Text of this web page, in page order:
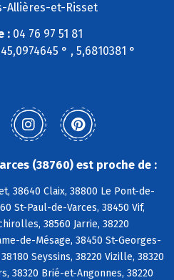
Allières-et-Risset
:04 76 97 51 81
° , 5,6810381 °
(38760) est proche de :
38640 Claix, 38800 Le Pont-de-
St-Paul-de-Varces, 38450 Vif,
38560 Jarrie, 38220
de-Mésage, 38450 St-Georges-
Seyssins, 38220 Vizille, 38320
38320 Brié-et-Angonnes, 38220